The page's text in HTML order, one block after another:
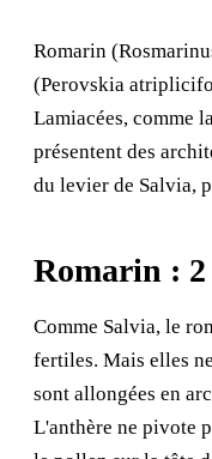
Romarin
(Perovskia
Lamiacées, comme
présentent des
du levier de Salvia,
Romarin : 2
Comme Salvia, le
fertiles. Mais elles
sont allongées en
L'anthère ne pivote